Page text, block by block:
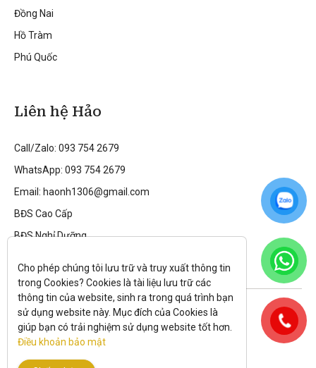
Đồng Nai
Hồ Tràm
Phú Quốc
Liên hệ Hảo
Call/Zalo: 093 754 2679
WhatsApp: 093 754 2679
Email: haonh1306@gmail.com
BĐS Cao Cấp
BĐS Nghỉ Dưỡng
Theo dõi tôi trên:
All rights reserved.
Chính sách bảo mật
Cho phép chúng tôi lưu trữ và truy xuất thông tin
trong Cookies? Cookies là tài liệu lưu trữ các
thông tin của website, sinh ra trong quá trình bạn
sử dụng website này. Mục đích của Cookies là
Điều khoản bảo mật